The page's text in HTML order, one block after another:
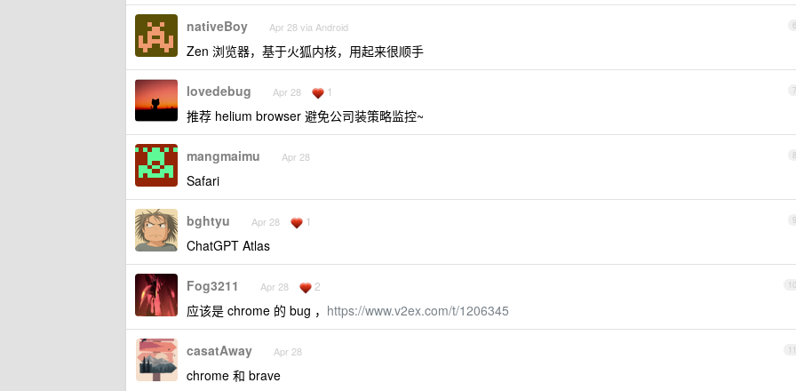
6
nativeBoy Apr 28 via Android
Zen 浏览器，基于火狐内核，用起来很顺手
7
lovedebug Apr 28 1
推荐 helium browser 避免公司装策略监控~
8
mangmaimu Apr 28
Safari
9
bghtyu Apr 28 1
ChatGPT Atlas
10
Fog3211 Apr 28 2
应该是 chrome 的 bug ， https://www.v2ex.com/t/1206345
11
casatAway Apr 28
chrome 和 brave